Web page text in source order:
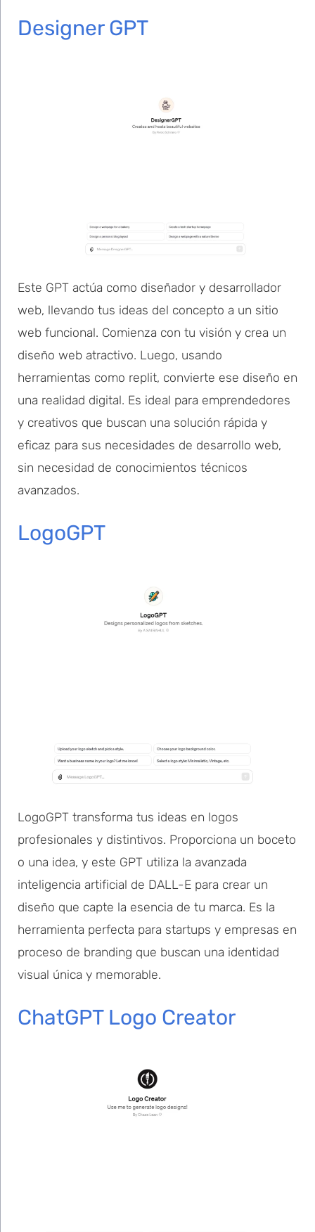
Designer GPT
Este GPT actúa como diseñador y desarrollador
web, llevando tus ideas del concepto a un sitio
web funcional. Comienza con tu visión y crea un
diseño web atractivo. Luego, usando
herramientas como replit, convierte ese diseño en
una realidad digital. Es ideal para emprendedores
y creativos que buscan una solución rápida y
eficaz para sus necesidades de desarrollo web,
sin necesidad de conocimientos técnicos
avanzados.
LogoGPT
LogoGPT transforma tus ideas en logos
profesionales y distintivos. Proporciona un boceto
o una idea, y este GPT utiliza la avanzada
inteligencia artificial de DALL-E para crear un
diseño que capte la esencia de tu marca. Es la
herramienta perfecta para startups y empresas en
proceso de branding que buscan una identidad
visual única y memorable.
ChatGPT Logo Creator